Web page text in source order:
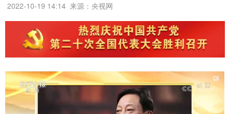
2022-10-19 14:14 来源：央视网